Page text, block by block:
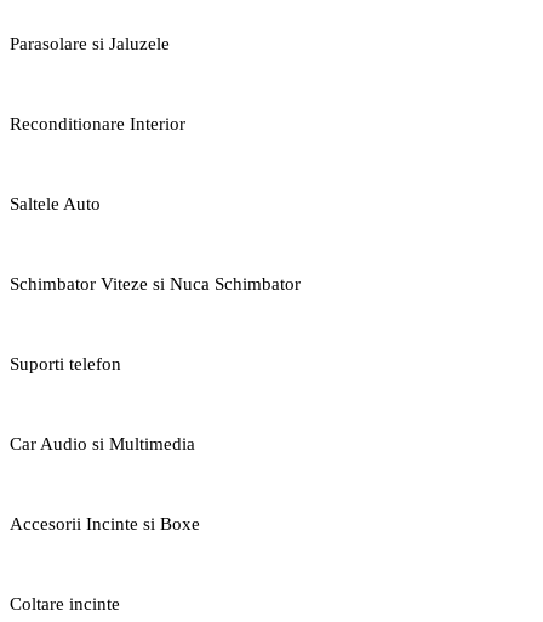
Parasolare si Jaluzele
Reconditionare Interior
Saltele Auto
Schimbator Viteze si Nuca Schimbator
Suporti telefon
Car Audio si Multimedia
Accesorii Incinte si Boxe
Coltare incinte